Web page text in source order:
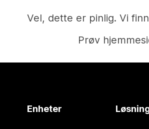
Vel, dette er pinlig. Vi
Prøv
Enheter